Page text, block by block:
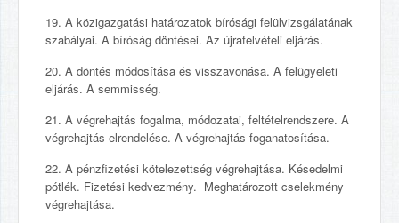
19. A közigazgatási határozatok bírósági felülvizsgálatának
szabályai. A bíróság döntései. Az újrafelvételi eljárás.
20. A döntés módosítása és visszavonása. A felügyeleti
eljárás. A semmisség.
21. A végrehajtás fogalma, módozatai, feltételrendszere. A
végrehajtás elrendelése. A végrehajtás foganatosítása.
22. A pénzfizetési kötelezettség végrehajtása. Késedelmi
pótlék. Fizetési kedvezmény. Meghatározott cselekmény
végrehajtása.